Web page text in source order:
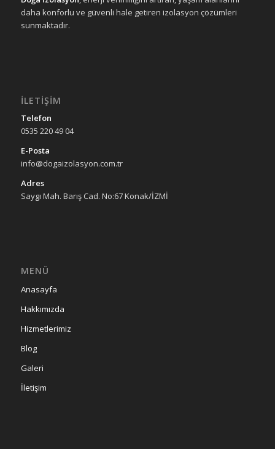
daha konforlu ve güvenli hale getiren izolasyon çözümleri
sunmaktadır.
İLETIŞIM
Telefon
0535 220 49 04
E-Posta
info@dogaizolasyon.com.tr
Adres
Saygı Mah. Barış Cad. No:67 Konak/İZMİ
MENÜ
Anasayfa
Hakkımızda
Hizmetlerimiz
Blog
Galeri
İletişim